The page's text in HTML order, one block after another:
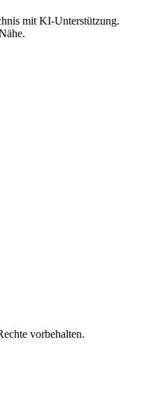
mit KI-Unterstützung.
vorbehalten.